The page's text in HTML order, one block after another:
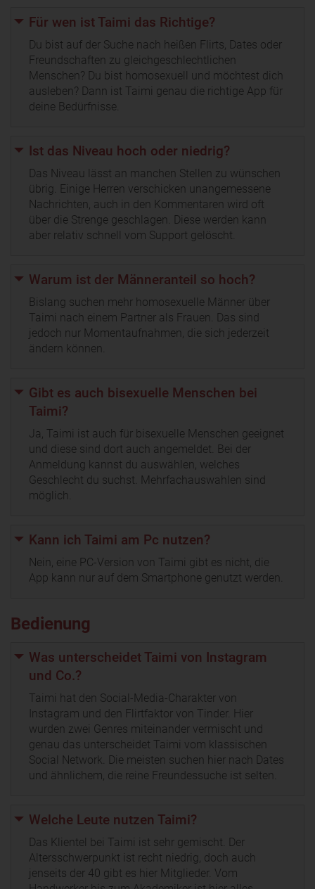
Für wen ist Taimi das Richtige?
Du bist auf der Suche nach heißen Flirts, Dates oder
Freundschaften zu gleichgeschlechtlichen
Menschen? Du bist homosexuell und möchtest dich
ausleben? Dann ist Taimi genau die richtige App für
deine Bedürfnisse.
Ist das Niveau hoch oder niedrig?
Das Niveau lässt an manchen Stellen zu wünschen
übrig. Einige Herren verschicken unangemessene
Nachrichten, auch in den Kommentaren wird oft
über die Strenge geschlagen. Diese werden kann
aber relativ schnell vom Support gelöscht.
Warum ist der Männeranteil so hoch?
Bislang suchen mehr homosexuelle Männer über
Taimi nach einem Partner als Frauen. Das sind
jedoch nur Momentaufnahmen, die sich jederzeit
ändern können.
Gibt es auch bisexuelle Menschen bei
Taimi?
Ja, Taimi ist auch für bisexuelle Menschen geeignet
und diese sind dort auch angemeldet. Bei der
Anmeldung kannst du auswählen, welches
Geschlecht du suchst. Mehrfachauswahlen sind
möglich.
Kann ich Taimi am Pc nutzen?
Nein, eine PC-Version von Taimi gibt es nicht, die
App kann nur auf dem Smartphone genutzt werden.
Bedienung
Was unterscheidet Taimi von Instagram
und Co.?
Taimi hat den Social-Media-Charakter von
Instagram und den Flirtfaktor von Tinder. Hier
wurden zwei Genres miteinander vermischt und
genau das unterscheidet Taimi vom klassischen
Social Network. Die meisten suchen hier nach Dates
und ähnlichem, die reine Freundessuche ist selten.
Welche Leute nutzen Taimi?
Das Klientel bei Taimi ist sehr gemischt. Der
Altersschwerpunkt ist recht niedrig, doch auch
jenseits der 40 gibt es hier Mitglieder. Vom